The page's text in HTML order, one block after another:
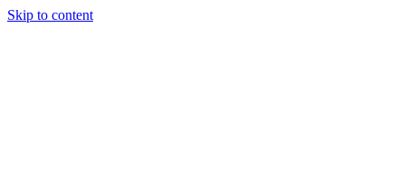
Skip to content